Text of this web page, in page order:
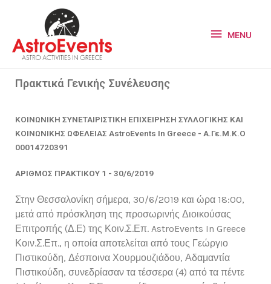
MENU
Πρακτικά Γενικής Συνέλευσης
ΚΟΙΝΩΝΙΚΗ ΣΥΝΕΤΑΙΡΙΣΤΙΚΗ ΕΠΙΧΕΙΡΗΣΗ ΣΥΛΛΟΓΙΚΗΣ ΚΑΙ
ΚΟΙΝΩΝΙΚΗΣ ΩΦΕΛΕΙΑΣ AstroEvents In Greece - Α.Γε.Μ.Κ.Ο
00014720391
ΑΡΙΘΜΟΣ ΠΡΑΚΤΙΚΟΥ 1 - 30/6/2019
Στην Θεσσαλονίκη σήμερα, 30/6/2019 και ώρα 18:00,
μετά από πρόσκληση της προσωρινής Διοικούσας
Επιτροπής (Δ.Ε) της Κοιν.Σ.Επ. AstroEvents In Greece
Κοιν.Σ.Επ., η οποία αποτελείται από τους Γεώργιο
Πιστικούδη, Δέσποινα Χουρμουζιάδου, Αδαμαντία
Πιστικούδη, συνεδρίασαν τα τέσσερα (4) από τα πέντε